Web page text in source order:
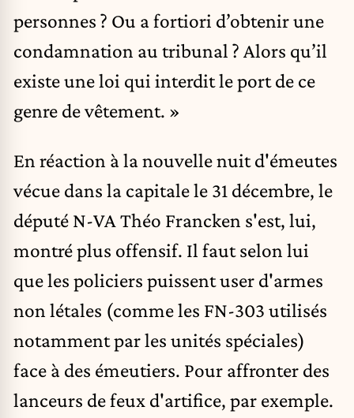
personnes ? Ou a fortiori d’obtenir une
condamnation au tribunal ? Alors qu’il
existe une loi qui interdit le port de ce
genre de vêtement. »
En réaction à lanouvelle nuit d'émeutes
vécue dans la capitale le 31 décembre, le
député N-VA Théo Francken s'est, lui,
montré plus offensif. Il faut selon lui
que les policiers puissent user d'armes
non létales (comme les FN-303 utilisés
notamment par les unités spéciales)
face à des émeutiers. Pour affronter des
lanceurs de feux d'artifice, par exemple.